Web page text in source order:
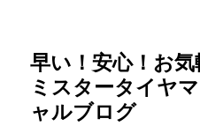
早い！安心！お
ミスタータイヤ
ャルブログ